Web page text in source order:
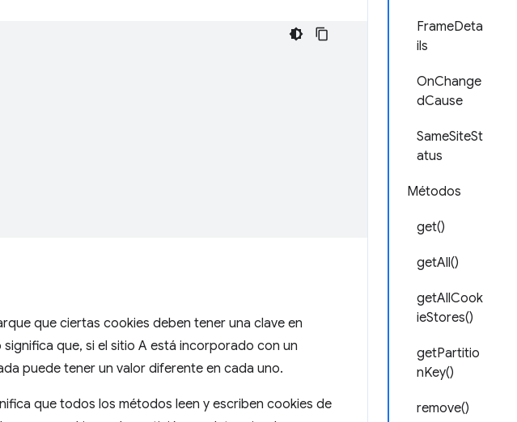
FrameDeta
ils
OnChange
dCause
SameSiteSt
atus
Métodos
get()
getAll()
getAllCook
ieStores()
getPartitio
nKey()
remove()
que ciertas cookies deben tener una clave en
que, si el sitio A está incorporado con un
puede tener un valor diferente en cada uno.
que todos los métodos leen y escriben cookies de